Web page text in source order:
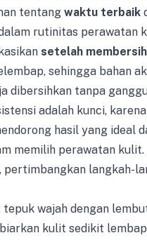
tentang waktu terbaik
rutinitas perawatan
setelah
sehingga bahan
dibersihkan tanpa
adalah kunci, karena
hasil yang ideal
memilih perawatan
pertimbangkan langkah-
wajah dengan
kulit sedikit